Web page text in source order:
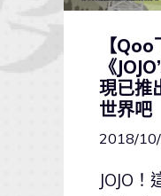
【
《
現已推
世界吧
2018/
JOJO